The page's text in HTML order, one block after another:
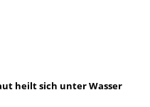
heilt sich unter Wasser